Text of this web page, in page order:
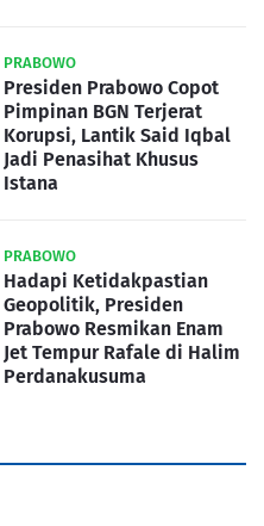
PRABOWO
Presiden Prabowo Copot
Pimpinan BGN Terjerat
Korupsi, Lantik Said Iqbal
Jadi Penasihat Khusus
Istana
PRABOWO
Hadapi Ketidakpastian
Geopolitik, Presiden
Prabowo Resmikan Enam
Jet Tempur Rafale di Halim
Perdanakusuma